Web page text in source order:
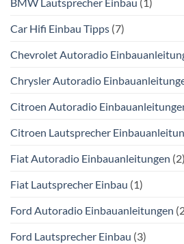
Car Hifi Einbau Tipps (7)
Chevrolet Autoradio
Chrysler Autoradio
Citroen Autoradio
Citroen Lautsprecher
Fiat Autoradio Einbauanleitungen (2)
Fiat Lautsprecher Einbau (1)
Ford Autoradio Einbauanleitungen
Ford Lautsprecher Einbau (3)